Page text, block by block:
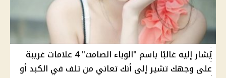
يُشار إليه غالبًا باسم "الوباء الصامت" 4 علامات غريبة
على وجهك تشير إلى أنك تعاني من تلف في الكبد أو